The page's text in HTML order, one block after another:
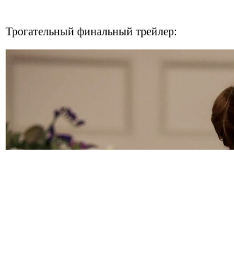
Трогательный финальный трейлер: